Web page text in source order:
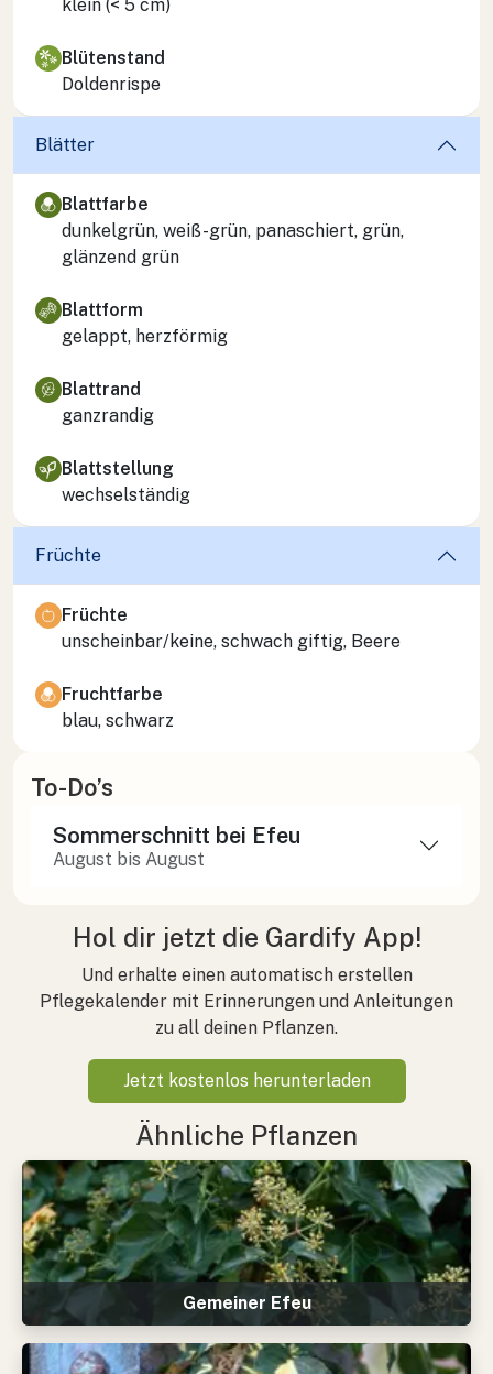
klein (< 5 cm)
Blütenstand
Doldenrispe
Blätter
Blattfarbe
dunkelgrün, weiß-grün, panaschiert, grün,
glänzend grün
Blattform
gelappt, herzförmig
Blattrand
ganzrandig
Blattstellung
wechselständig
Früchte
Früchte
unscheinbar/keine, schwach giftig, Beere
Fruchtfarbe
blau, schwarz
To-Do’s
Sommerschnitt bei Efeu
August bis August
Hol dir jetzt die Gardify App!
Und erhalte einen automatisch erstellen
Pflegekalender mit Erinnerungen und Anleitungen
zu all deinen Pflanzen.
Jetzt kostenlos herunterladen
Ähnliche Pflanzen
Gemeiner Efeu